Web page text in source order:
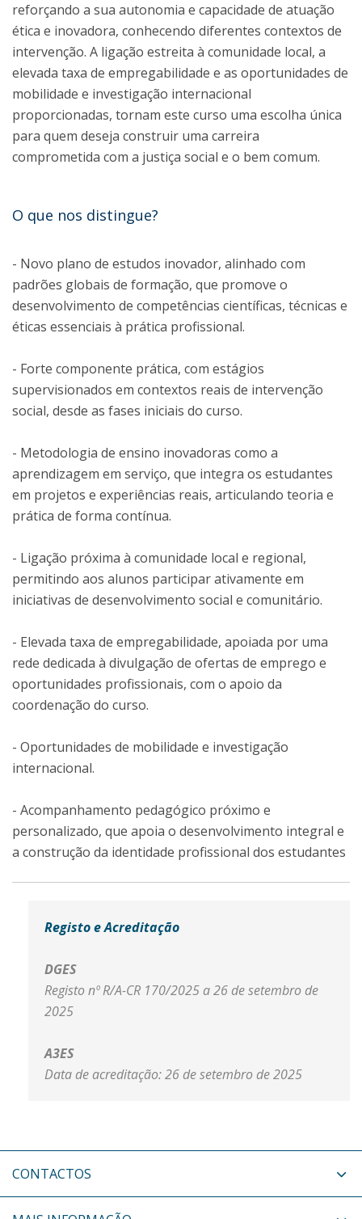
reforçando a sua autonomia e capacidade de atuação
ética e inovadora, conhecendo diferentes contextos de
intervenção. A ligação estreita à comunidade local, a
elevada taxa de empregabilidade e as oportunidades de
mobilidade e investigação internacional
proporcionadas, tornam este curso uma escolha única
para quem deseja construir uma carreira
comprometida com a justiça social e o bem comum.
O que nos distingue?
- Novo plano de estudos inovador, alinhado com
padrões globais de formação, que promove o
desenvolvimento de competências científicas, técnicas e
éticas essenciais à prática profissional.
- Forte componente prática, com estágios
supervisionados em contextos reais de intervenção
social, desde as fases iniciais do curso.
- Metodologia de ensino inovadoras como a
aprendizagem em serviço, que integra os estudantes
em projetos e experiências reais, articulando teoria e
prática de forma contínua.
- Ligação próxima à comunidade local e regional,
permitindo aos alunos participar ativamente em
iniciativas de desenvolvimento social e comunitário.
- Elevada taxa de empregabilidade, apoiada por uma
rede dedicada à divulgação de ofertas de emprego e
oportunidades profissionais, com o apoio da
coordenação do curso.
- Oportunidades de mobilidade e investigação
internacional.
- Acompanhamento pedagógico próximo e
personalizado, que apoia o desenvolvimento integral e
a construção da identidade profissional dos estudantes
Registo e Acreditação
DGES
Registo nº R/A-CR 170/2025 a 26 de setembro de
2025
A3ES
Data de acreditação: 26 de setembro de 2025
CONTACTOS